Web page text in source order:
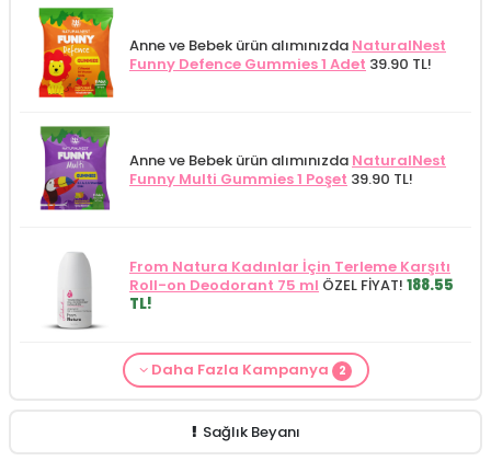
Anne ve Bebek ürün alımınızda NaturalNest
Funny Defence Gummies 1 Adet 39.90 TL!
Anne ve Bebek ürün alımınızda NaturalNest
Funny Multi Gummies 1 Poşet 39.90 TL!
From Natura Kadınlar İçin Terleme Karşıtı
Roll-on Deodorant 75 ml ÖZEL FİYAT! 188.55
TL!
Alls Biocosmetics Organik Anti Stretch Mark
Anne ve Bebek bakımı siparişlerinizde
Daha Fazla Kampanya 2
Sağlık Beyanı